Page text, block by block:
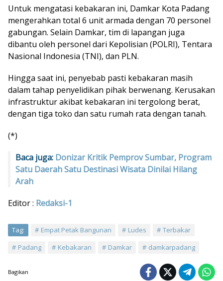
Untuk mengatasi kebakaran ini, Damkar Kota Padang
mengerahkan total 6 unit armada dengan 70 personel
gabungan. Selain Damkar, tim di lapangan juga
dibantu oleh personel dari Kepolisian (POLRI), Tentara
Nasional Indonesia (TNI), dan PLN.
Hingga saat ini, penyebab pasti kebakaran masih
dalam tahap penyelidikan pihak berwenang. Kerusakan
infrastruktur akibat kebakaran ini tergolong berat,
dengan tiga toko dan satu rumah rata dengan tanah.
(*)
Baca juga: Donizar Kritik Pemprov Sumbar, Program
Satu Daerah Satu Destinasi Wisata Dinilai Hilang
Arah
Editor : Redaksi-1
Tag: Empat Petak Bangunan Ludes
Terbakar
Padang
Kebakaran Damkar damkarpadang
Bagikan